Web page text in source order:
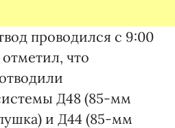
проводился с 9:00
что
Д48 (85-мм
и Д44 (85-мм